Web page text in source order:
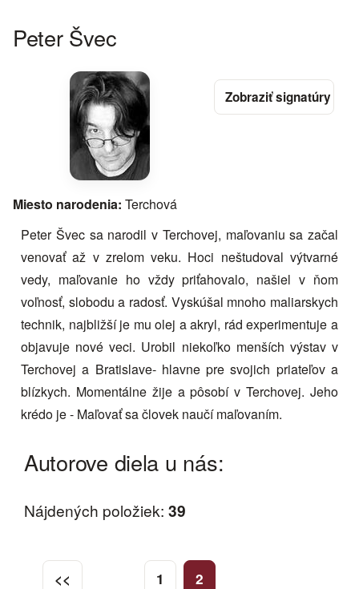
Peter Švec
Miesto narodenia: Terchová
Peter Švec sa narodil v Terchovej, maľovaniu sa začal
venovať až v zrelom veku. Hoci neštudoval výtvarné
vedy, maľovanie ho vždy priťahovalo, našiel v ňom
voľnosť, slobodu a radosť. Vyskúšal mnoho maliarskych
technik, najbližší je mu olej a akryl, rád experimentuje a
objavuje nové veci. Urobil niekoľko menších výstav v
Terchovej a Bratislave- hlavne pre svojich priateľov a
blízkych. Momentálne žije a pôsobí v Terchovej. Jeho
krédo je - Maľovať sa človek naučí maľovaním.
Autorove diela u nás:
Nájdených položiek: 39
<< 1 2